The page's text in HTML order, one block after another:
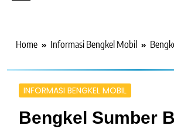
Home Informasi Bengkel Mobil
INFORMASI BENGKEL MOBIL
Bengkel Sumber